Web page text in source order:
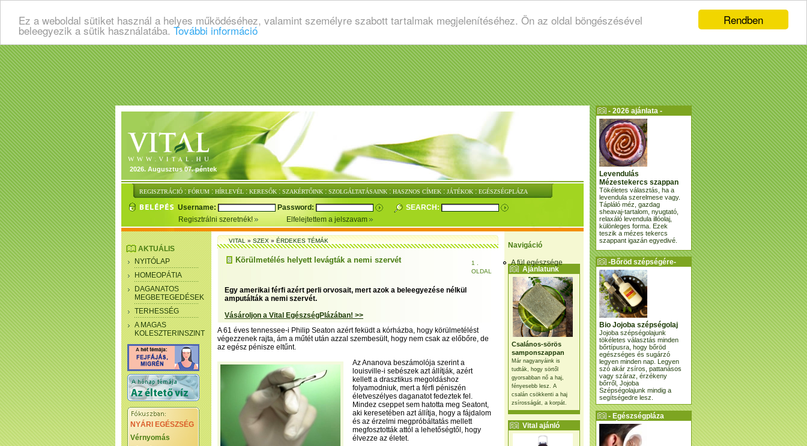
Rendben
Ez a weboldal sütiket használ a helyes működéséhez, valamint személyre szabott tartalmak megjelenítéséhez. Ön az oldal böngészésével
beleegyezik a sütik használatába. További információ
2026. Augusztus 07. péntek
REGISZTRÁCIÓ : FÓRUM : HÍRLEVÉL : KERESŐK : SZAKÉRTŐINK : SZOLGÁLTATÁSAINK : HASZNOS CÍMEK : JÁTÉKOK : EGÉSZSÉGPLÁZA
Username: Password:
SEARCH:
Regisztrálni szeretnék!
Elfelejtettem a jelszavam
Navigáció
A fül egészsége
Ajánlatunk
Csalános-sörös
samponszappan
Már nagyanyáink is
tudták, hogy sörtől
gyorsabban nő a haj,
fényesebb lesz. A
csalán csökkenti a haj
zsírosságát, a korpát.
Vital ajánló
AKTUÁLIS
NYITÓLAP
HOMEOPÁTIA
DAGANATOS
MEGBETEGEDÉSEK
TERHESSÉG
A MAGAS
KOLESZTERINSZINT
NYÁRI EGÉSZSÉG
Vérnyomás
VITAL»SZEX»ÉRDEKES TÉMÁK
Körülmetélés helyett levágták a nemi szervét
1 .
OLDAL
Egy amerikai férfi azért perli orvosait, mert azok a beleegyezése nélkül
amputálták a nemi szervét.
Vásároljon a Vital EgészségPlázában! >>
A 61 éves tennessee-i Philip Seaton azért feküdt a kórházba, hogy körülmetélést
végezzenek rajta, ám a műtét után azzal szembesült, hogy nem csak az előbőre, de
az egész pénisze eltűnt.
Az Ananova beszámolója szerint a
louisville-i sebészek azt állítják, azért
kellett a drasztikus megoldáshoz
folyamodniuk, mert a férfi péniszén
életveszélyes daganatot fedeztek fel.
Mindez cseppet sem hatotta meg Seatont,
aki keresetében azt állítja, hogy a fájdalom
és az érzelmi megpróbáltatás mellett
megfosztották attól a lehetőségtől, hogy
élvezze az életet.
- 2026 ajánlata -
Levendulás
Mézestekercs szappan
Tökéletes választás, ha a
levendula szerelmese vagy.
Tápláló méz, gazdag
sheavaj-tartalom, nyugtató,
relaxáló levendula illóolaj,
különleges forma. Ezek
teszik a mézes tekercs
szappant igazán egyedivé.
-Bőröd szépségére-
Bio Jojoba szépségolaj
Jojoba szépségolajunk
tökéletes választás minden
bőrtípusra, hogy bőröd
egészséges és sugárzó
legyen minden nap. Legyen
szó akár zsíros, pattanásos
vagy száraz, érzékeny
bőrről, Jojoba
Szépségolajunk mindig a
segítségedre lesz.
- Egészségpláza
ajánlatunk -